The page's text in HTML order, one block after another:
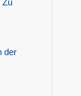
der